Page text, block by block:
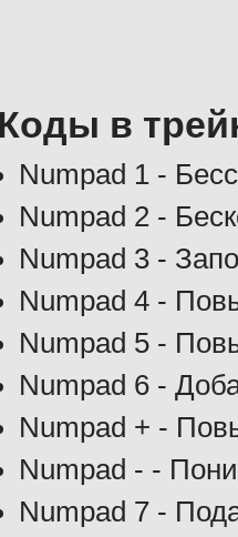
Коды в
Numpad 1 -
Numpad 2 -
Numpad 3 -
Numpad 4 -
Numpad 5 -
Numpad 6 -
Numpad + -
Numpad - -
Numpad 7 -